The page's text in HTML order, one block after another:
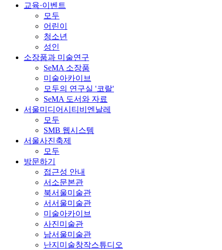
교육·이벤트
모두
어린이
청소년
성인
소장품과 미술연구
SeMA 소장품
미술아카이브
모두의 연구실 '코랄'
SeMA 도서와 자료
서울미디어시티비엔날레
모두
SMB 웹시스템
서울사진축제
모두
방문하기
접근성 안내
서소문본관
북서울미술관
서서울미술관
미술아카이브
사진미술관
남서울미술관
난지미술창작스튜디오